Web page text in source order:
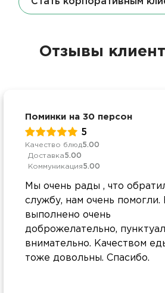
Отзывы
Поминки на 30 персон
5
Качество блюд5.00
Доставка5.00
Коммуникация5.00
Мы очень рады , что
службу, нам очень помогли.
выполнено очень
доброжелательно,
внимательно. Качеством
тоже довольны. Спасибо.